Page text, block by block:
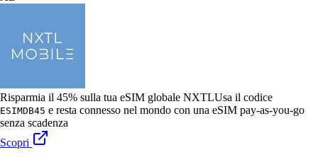
Risparmia il 45% sulla tua eSIM globale NXTLUsa il codice
ESIMDB45 e resta connesso nel mondo con una eSIM pay-as-you-go
senza scadenza
Scopri